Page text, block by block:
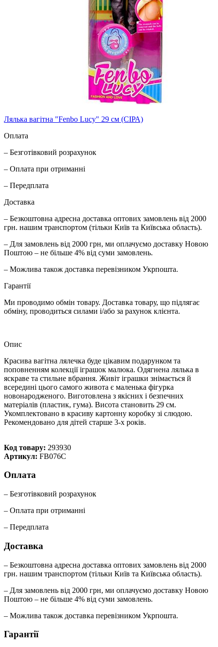
Лялька вагітна "Fenbo Lucy" 29 см (СІРА)
Оплата
– Безготівковий розрахунок
– Оплата при отриманні
– Передплата
Доставка
– Безкоштовна адресна доставка оптових замовлень від 2000
грн. нашим транспортом (тільки Київ та Київська область).
– Для замовлень від 2000 грн, ми оплачуємо доставку Новою
Поштою – не більше 4% від суми замовлень.
– Можлива також доставка перевізником Укрпошта.
Гарантії
Ми проводимо обмін товару. Доставка товару, що підлягає
обміну, проводиться силами і/або за рахунок клієнта.
Опис
Красива вагітна лялечка буде цікавим подарунком та
поповненням колекції іграшок малюка. Одягнена лялька в
яскраве та стильне вбрання. Живіт іграшки знімається й
всередині цього самого живота є маленька фігурка
новонародженого. Виготовлена з якісних і безпечних
матеріалів (пластик, гума). Висота становить 29 см.
Укомплектовано в красиву картонну коробку зі слюдою.
Рекомендовано для дітей старше 3-х років.
Код товару: 293930
Артикул: FB076C
Оплата
– Безготівковий розрахунок
– Оплата при отриманні
– Передплата
Доставка
– Безкоштовна адресна доставка оптових замовлень від 2000
грн. нашим транспортом (тільки Київ та Київська область).
– Для замовлень від 2000 грн, ми оплачуємо доставку Новою
Поштою – не більше 4% від суми замовлень.
– Можлива також доставка перевізником Укрпошта.
Гарантії